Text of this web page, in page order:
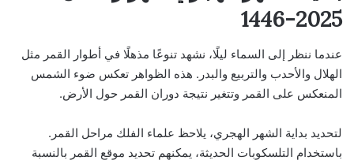
2025-1446
عندما ننظر إلى السماء ليلًا، نشهد تنوعًا مذهلًا في أطوار القمر مثل
الهلال والأحدب والتربيع والبدر. هذه الظواهر تعكس ضوء الشمس
المنعكس على القمر وتتغير نتيجة دوران القمر حول الأرض.
لتحديد بداية الشهر الهجري، يلاحظ علماء الفلك مراحل القمر.
باستخدام التلسكوبات الحديثة، يمكنهم تحديد موقع القمر بالنسبة